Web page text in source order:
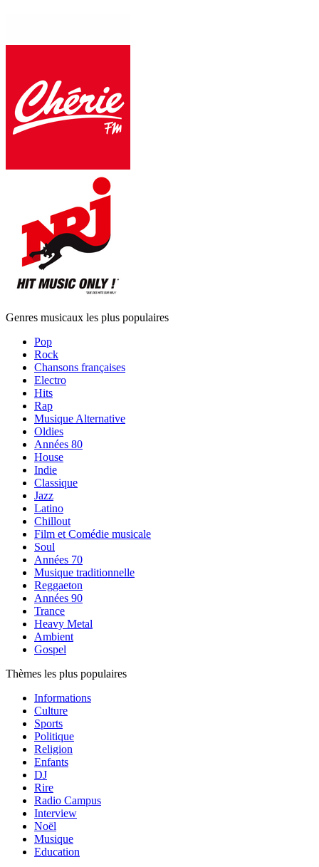
Genres musicaux les plus populaires
Pop
Rock
Chansons françaises
Electro
Hits
Rap
Musique Alternative
Oldies
Années 80
House
Indie
Classique
Jazz
Latino
Chillout
Film et Comédie musicale
Soul
Années 70
Musique traditionnelle
Reggaeton
Années 90
Trance
Heavy Metal
Ambient
Gospel
Thèmes les plus populaires
Informations
Culture
Sports
Politique
Religion
Enfants
DJ
Rire
Radio Campus
Interview
Noël
Musique
Education